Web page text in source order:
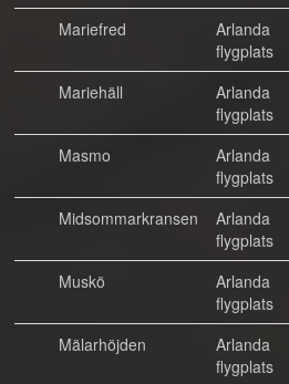
Mariefred
Arlanda
flygplats
Mariehäll
Arlanda
flygplats
Masmo
Arlanda
flygplats
Midsommarkransen
Arlanda
flygplats
Muskö
Arlanda
flygplats
Mälarhöjden
Arlanda
flygplats